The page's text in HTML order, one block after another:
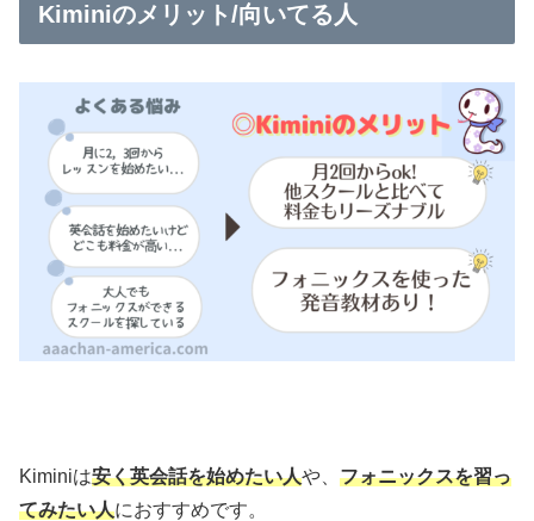
Kiminiのメリット/向いてる人
Kiminiは安く英会話を始めたい人や、 フォニックスを習っ
てみたい人におすすめです。